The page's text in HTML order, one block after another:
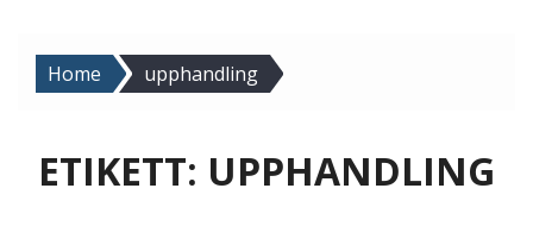
Home upphandling
ETIKETT: UPPHANDLING